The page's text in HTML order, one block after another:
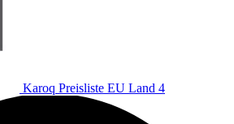
Karoq Preisliste EU Land 4